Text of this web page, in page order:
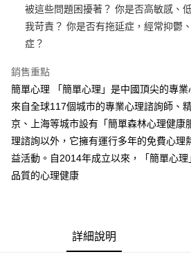
付款後7-11取貨
每筆NT$60，滿NT$499(含以上)免運費
宅配
每筆NT$100，滿NT$499(含以上)免運費
被這些問題困擾著？ 你是否高敏感、
我苛責？ 你是否有拖延症，經常抑鬱
症？
銷售重點
簡單心理 「簡單心理」是中國頂尖的專
來自全球117個城市的專業心理諮詢師、
京、上海等城市設有「簡單森林心理健康
理諮詢以外，它擁有運行多年的免費心理
益活動。自2014年成立以來，「簡單心
品質的心理健康
詳細說明